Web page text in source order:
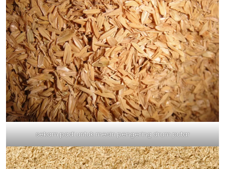
sekam padi untuk mesin pengering drum putar